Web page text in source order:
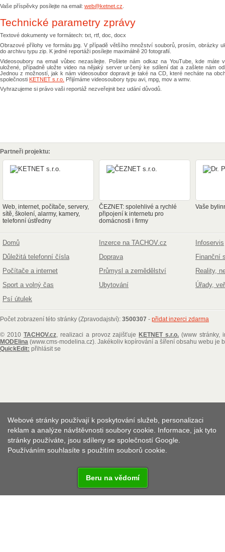
Vaše příspěvky posílejte na email: web@ketnet.cz
Technické parametry zprávy
Textové dokumenty ve formátech: txt, rtf, doc, docx
Obrazové přílohy ve formátu jpg. V případě většího množství souborů, prosím, obrázky
do archivu typu zip. K jedné reportáži posílejte maximálně 20 fotografií.
Videosoubory na email vůbec nezasílejte. Pošlete nám odkaz na YouTube, kde máte
uložené, případně uložte video na nějaký server určený ke sdílení dat a zašlete nám
Jednou z možností, jak k nám videosoubor dopravit je také na CD, které necháte na
společnosti KETNET s.r.o. Přijímáme videosoubory typu avi, mpg, mov a wmv.
Vyhrazujeme si právo vaši reportáž nezveřejnit bez udání důvodů.
Partneři projektu:
Web, internet, počítače, servery,
sítě, školení, alarmy, kamery,
telefonní ústředny
ČEZNET: spolehlivé a rychlé
připojení k internetu pro
domácnosti i firmy
Vaše
Domů Inzerce na TACHOV.cz
Infoservis
Důležitá telefonní čísla
Doprava
Finanční
Počítače a internet
Průmysl a zemědělství
Reality,
Sport a volný čas
Ubytování
Úřady,
Psí útulek
Počet zobrazení této stránky (Zpravodajství): 3500307 - přidat inzerci zdarma
© 2010 TACHOV.cz, realizaci a provoz zajišťuje KETNET s.r.o. (www stránky,
MODElina (www.cms-modelina.cz). Jakékoliv kopírování a šíření obsahu webu je
QuickEdit: přihlásit se
Webové stránky používají k poskytování služeb, personalizaci
reklam a analýze návštěvnosti soubory cookie. Informace, jak tyto
stránky používáte, jsou sdíleny se společností Google.
Používáním souhlasíte s použitím souborů cookie.
Beru na vědomí